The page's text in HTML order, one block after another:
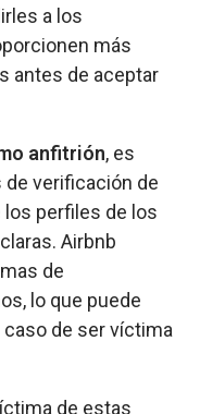
a los
más
antes de aceptar
anfitrión, es
verificación de
perfiles de los
Airbnb
de
lo que puede
caso de ser víctima
de estas